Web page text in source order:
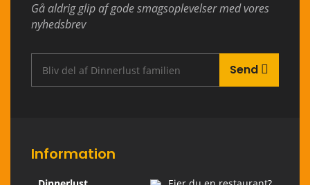
Gå aldrig glip af gode smagsoplevelser med vores
nyhedsbrev
Send
Information